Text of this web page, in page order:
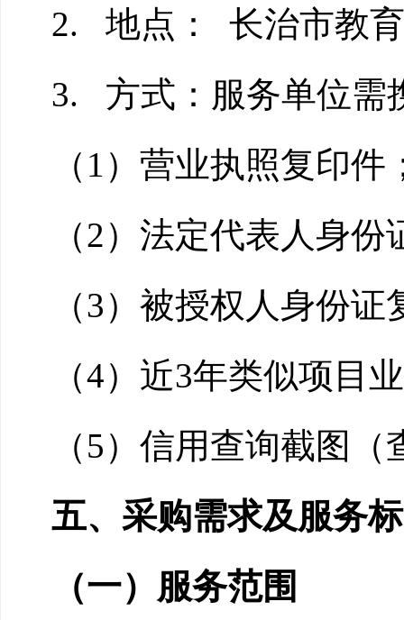
2. 地点：
长治市教
3. 方式： 服务单位需
（ 1 ）营业执照复印件
（2）法定代表人身份
（3）被授权人身份证
（4）近3年类似项目
（5）信用查询截图（
五、采购需求及服务
（一）服务范围